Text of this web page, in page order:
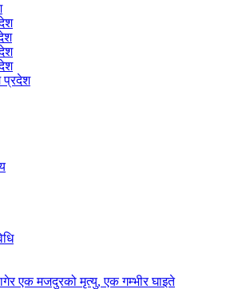
प्रदेश
एक मजदुरको मृत्यु, एक गम्भीर घाइते